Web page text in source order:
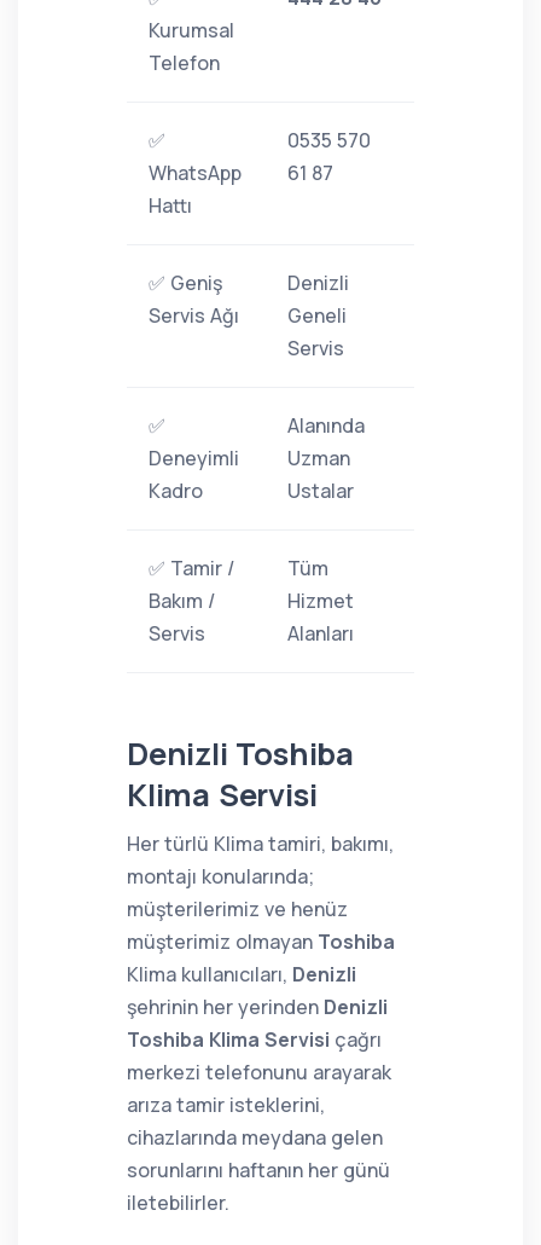
Kurumsal
Telefon
✅
WhatsApp
Hattı
0535 570
61 87
✅ Geniş
Servis Ağı
Denizli
Geneli
Servis
✅
Deneyimli
Kadro
Alanında
Uzman
Ustalar
✅ Tamir /
Bakım /
Servis
Tüm
Hizmet
Alanları
Denizli Toshiba
Klima Servisi
Her türlü Klima tamiri, bakımı,
montajı konularında;
müşterilerimiz ve henüz
müşterimiz olmayan Toshiba
Klima kullanıcıları, Denizli
şehrinin her yerinden Denizli
Toshiba Klima Servisi çağrı
merkezi telefonunu arayarak
arıza tamir isteklerini,
cihazlarında meydana gelen
sorunlarını haftanın her günü
iletebilirler.